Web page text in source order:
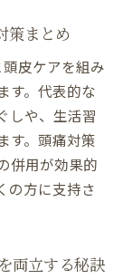
の注意点
パと整体
コツと注意
見つける
変化の理
策まとめ
皮ケアを組み
す。代表的な
しや、生活習
す。頭痛対策
併用が効果的
の方に支持さ
両立する秘訣